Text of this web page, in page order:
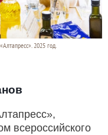
2025 год.
всероссийского